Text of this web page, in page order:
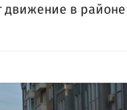
движение в районе